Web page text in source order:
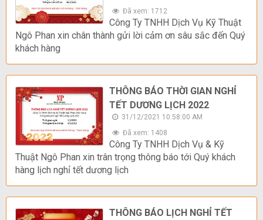
Đã xem: 1712
Công Ty TNHH Dịch Vụ Kỹ Thuật
Ngô Phan xin chân thành gửi lời cảm ơn sâu sắc đến Quý
khách hàng
THÔNG BÁO THỜI GIAN NGHỈ
TẾT DƯƠNG LỊCH 2022
31/12/2021 10:58:00 AM
Đã xem: 1408
Công Ty TNHH Dịch Vụ & Kỹ
Thuật Ngô Phan xin trân trọng thông báo tới Quý khách
hàng lịch nghỉ tết dương lịch
THÔNG BÁO LỊCH NGHỈ TẾT